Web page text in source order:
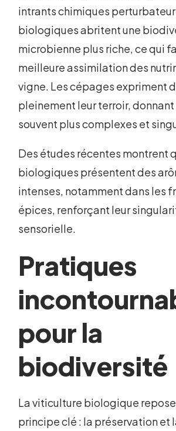
intrants chimiques
biologiques abritent une
microbienne plus riche, ce qui
meilleure assimilation des
vigne. Les cépages expriment
pleinement leur terroir, donnant
souvent plus complexes et
Des études récentes montrent
biologiques présentent des
intenses, notamment dans les
épices, renforçant leur
sensorielle.
Pratiques
pour la
biodiversité
La viticulture biologique repose
principe clé : la préservation et